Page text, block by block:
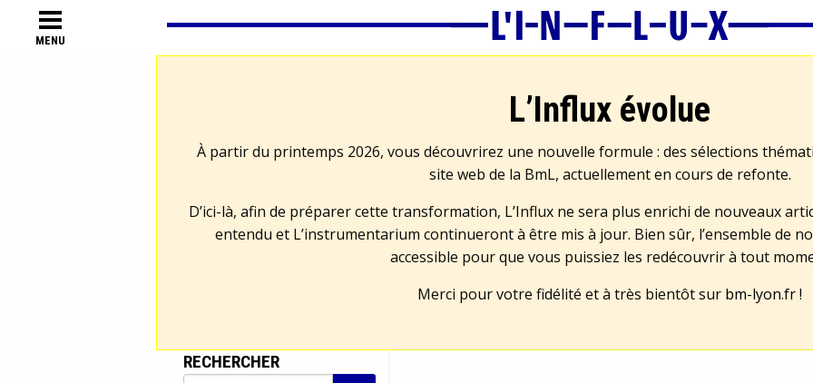
MENU
L’Influx évolue
À partir du printemps 2026, vous découvrirez une nouvelle formule : des sélections
site web de la BmL, actuellement en cours de refonte.
D’ici-là, afin de préparer cette transformation, L’Influx ne sera plus enrichi de nouveaux
entendu et L’instrumentarium continueront à être mis à jour. Bien sûr, l’ensemble de
accessible pour que vous puissiez les redécouvrir à tout
Merci pour votre fidélité et à très bientôt sur bm-lyon.fr!
RECHERCHER